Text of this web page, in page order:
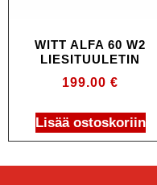
WITT ALFA 60 W2
LIESITUULETIN
199.00 €
Lisää ostoskoriin